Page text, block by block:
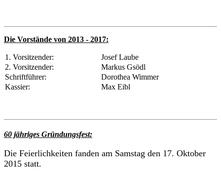
Die Vorstände von 2013 - 2017:
1. Vorsitzender:
Josef Laube
2. Vorsitzender:
Markus Gsödl
Schriftführer:
Dorothea Wimmer
Kassier:
Max Eibl
60 jähriges Gründungsfest:
Die Feierlichkeiten fanden am Samstag den 17. Oktober
2015 statt.